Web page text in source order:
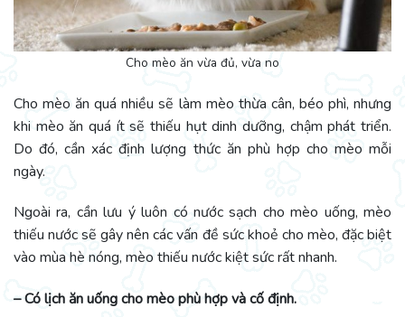
Cho mèo ăn vừa đủ, vừa no
Cho mèo ăn quá nhiều sẽ làm mèo thừa cân, béo phì, nhưng
khi mèo ăn quá ít sẽ thiếu hụt dinh dưỡng, chậm phát triển.
Do đó, cần xác định lượng thức ăn phù hợp cho mèo mỗi
ngày.
Ngoài ra, cần lưu ý luôn có nước sạch cho mèo uống, mèo
thiếu nước sẽ gây nên các vấn đề sức khoẻ cho mèo, đặc biệt
vào mùa hè nóng, mèo thiếu nước kiệt sức rất nhanh.
– Có lịch ăn uống cho mèo phù hợp và cố định.